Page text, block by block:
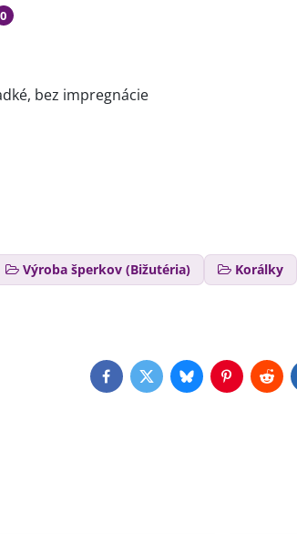
0
bez impregnácie
Výroba šperkov (Bižutéria) Korálky
FacebookTwitterBlueskyPinterest